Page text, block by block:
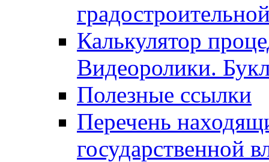
Калькулятор
Видеоролики.
Полезные ссылки
Перечень
государственной